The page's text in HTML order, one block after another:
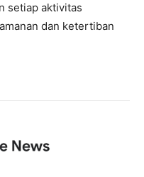
setiap aktivitas
dan ketertiban